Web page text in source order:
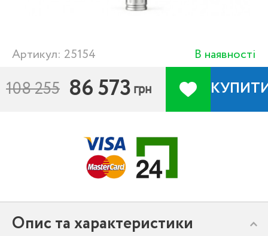
Артикул: 25154 В наявності
108 255 86 573 грн
Опис та характеристики